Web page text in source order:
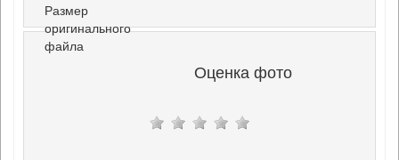
Размер
оригинального
файла
Оценка фото